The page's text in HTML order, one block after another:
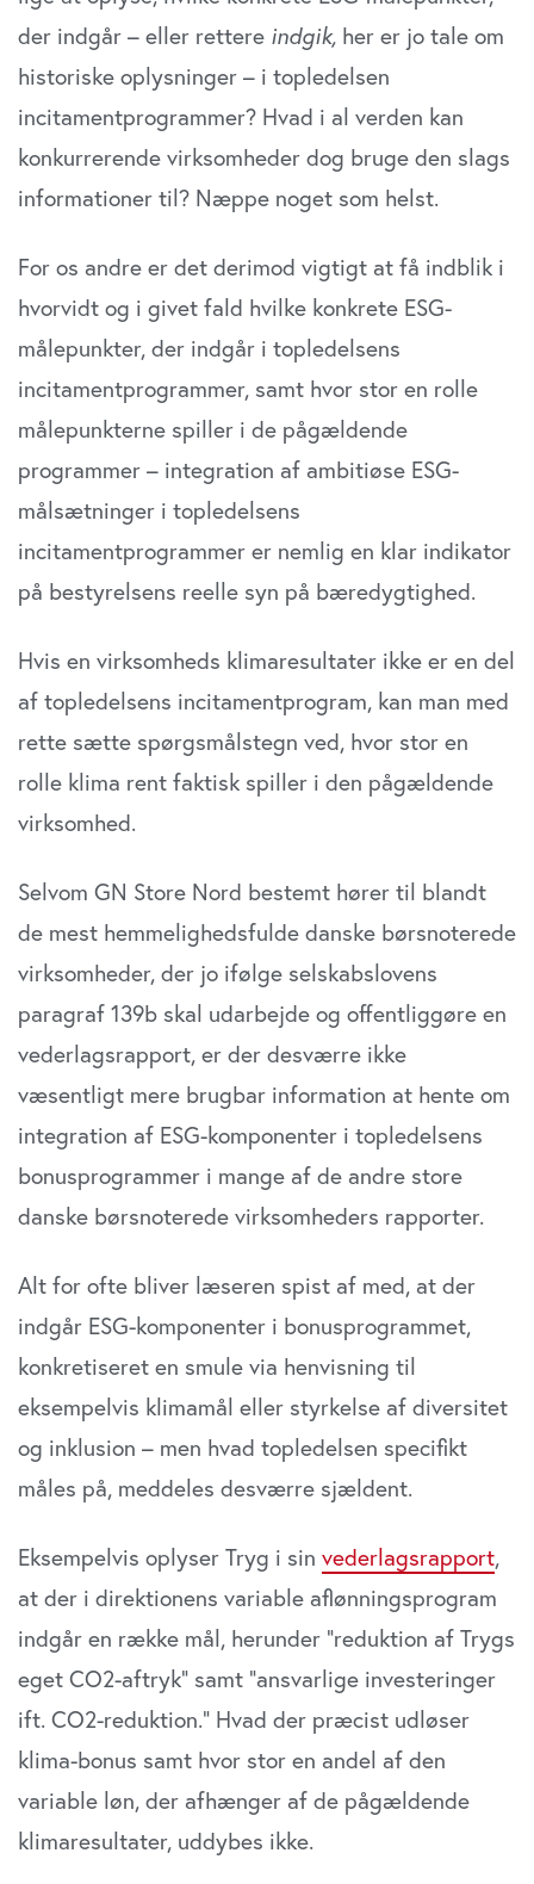
der indgår – eller rettere indgik, her er jo tale om
historiske oplysninger – i topledelsen
incitamentprogrammer? Hvad i al verden kan
konkurrerende virksomheder dog bruge den slags
informationer til? Næppe noget som helst.
For os andre er det derimod vigtigt at få indblik i
hvorvidt og i givet fald hvilke konkrete ESG-
målepunkter, der indgår i topledelsens
incitamentprogrammer, samt hvor stor en rolle
målepunkterne spiller i de pågældende
programmer – integration af ambitiøse ESG-
målsætninger i topledelsens
incitamentprogrammer er nemlig en klar indikator
på bestyrelsens reelle syn på bæredygtighed.
Hvis en virksomheds klimaresultater ikke er en del
af topledelsens incitamentprogram, kan man med
rette sætte spørgsmålstegn ved, hvor stor en
rolle klima rent faktisk spiller i den pågældende
virksomhed.
Selvom GN Store Nord bestemt hører til blandt
de mest hemmelighedsfulde danske børsnoterede
virksomheder, der jo ifølge selskabslovens
paragraf 139b skal udarbejde og offentliggøre en
vederlagsrapport, er der desværre ikke
væsentligt mere brugbar information at hente om
integration af ESG-komponenter i topledelsens
bonusprogrammer i mange af de andre store
danske børsnoterede virksomheders rapporter.
Alt for ofte bliver læseren spist af med, at der
indgår ESG-komponenter i bonusprogrammet,
konkretiseret en smule via henvisning til
eksempelvis klimamål eller styrkelse af diversitet
og inklusion – men hvad topledelsen specifikt
måles på, meddeles desværre sjældent.
Eksempelvis oplyser Tryg i sin vederlagsrapport,
at der i direktionens variable aflønningsprogram
indgår en række mål, herunder ”reduktion af Trygs
eget CO2-aftryk” samt ”ansvarlige investeringer
ift. CO2-reduktion.” Hvad der præcist udløser
klima-bonus samt hvor stor en andel af den
variable løn, der afhænger af de pågældende
klimaresultater, uddybes ikke.